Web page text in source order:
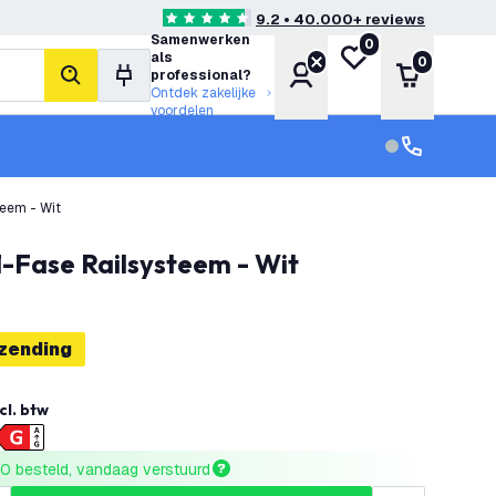
4.6 score sterren9.2 • 40.000+ reviews
zoeken
Samenwerken
als
professional?
Ontdek zakelijke
voordelen
Account
Mijn verlanglijst
0
0
- Wit
Fase Railsysteem - Wit
btw
besteld, vandaag verstuurd